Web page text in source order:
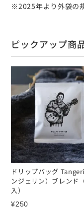
※2025年より外袋の
ピックアップ商
ドリップバッグ
ンジェリン）ブレンド
入）
¥250